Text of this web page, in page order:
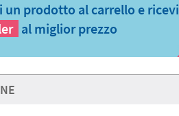
un prodotto al carrello e ricevi
al miglior prezzo